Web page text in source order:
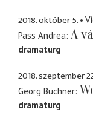
2018. október 5.
Pass Andrea A
dramaturg
2018. szeptember
Georg Büchner
dramaturg